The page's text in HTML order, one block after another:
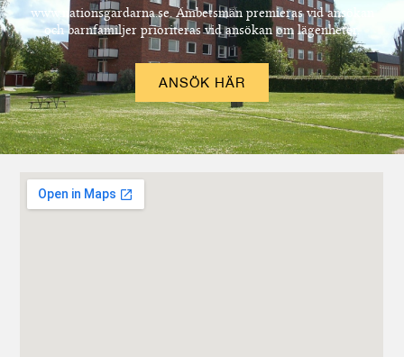
www.nationsgardarna.se. Ämbetsmän premieras vid ansökan
och barnfamiljer prioriteras vid ansökan om lägenheter.
ANSÖK HÄR